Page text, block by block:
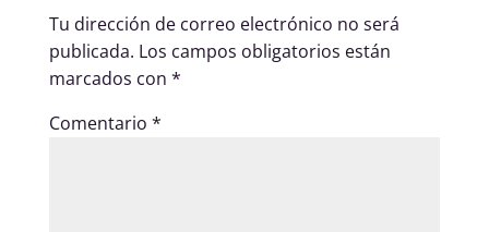
Tu dirección de correo electrónico no será
publicada. Los campos obligatorios están
marcados con *
Comentario *